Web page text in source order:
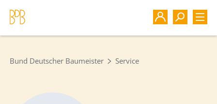
Bund Deutscher Baumeister Service